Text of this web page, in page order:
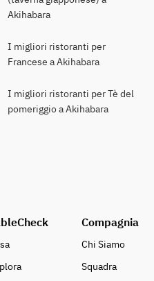
Akihabara
I migliori ristoranti per
Francese a Akihabara
I migliori ristoranti per Tè del
pomeriggio a Akihabara
Compagnia
Chi Siamo
Squadra